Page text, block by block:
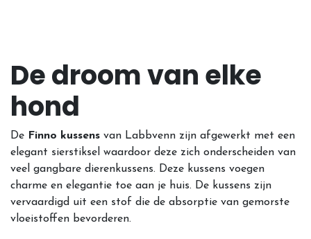
De droom van elke
hond
De Finno kussens van Labbvenn zijn afgewerkt met een
elegant sierstiksel waardoor deze zich onderscheiden van
veel gangbare dierenkussens. Deze kussens voegen
charme en elegantie toe aan je huis. De kussens zijn
vervaardigd uit een stof die de absorptie van gemorste
vloeistoffen bevorderen.